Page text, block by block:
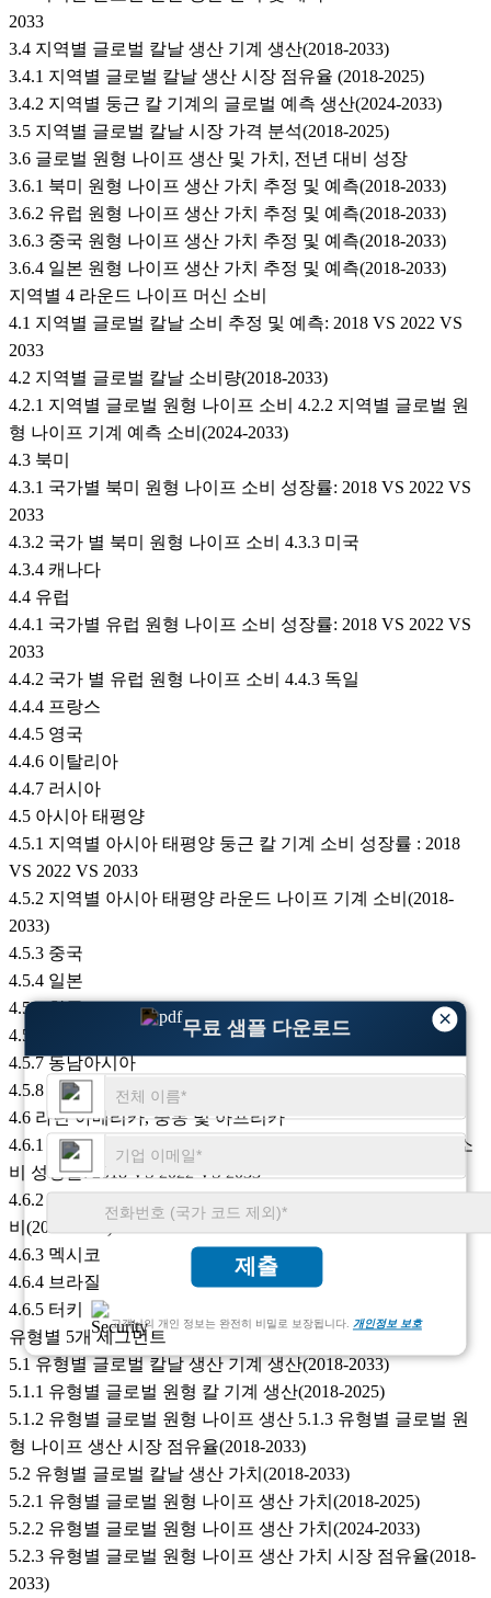
×
무료 샘플 다운로드
제출
고객님의 개인 정보는 완전히 비밀로 보장됩니다. 개인정보 보호
2033
3.4 지역별 글로벌 칼날 생산 기계 생산(2018-2033)
3.4.1 지역별 글로벌 칼날 생산 시장 점유율 (2018-2025)
3.4.2 지역별 둥근 칼 기계의 글로벌 예측 생산(2024-2033)
3.5 지역별 글로벌 칼날 시장 가격 분석(2018-2025)
3.6 글로벌 원형 나이프 생산 및 가치, 전년 대비 성장
3.6.1 북미 원형 나이프 생산 가치 추정 및 예측(2018-2033)
3.6.2 유럽 원형 나이프 생산 가치 추정 및 예측(2018-2033)
3.6.3 중국 원형 나이프 생산 가치 추정 및 예측(2018-2033)
3.6.4 일본 원형 나이프 생산 가치 추정 및 예측(2018-2033)
지역별 4 라운드 나이프 머신 소비
4.1 지역별 글로벌 칼날 소비 추정 및 예측: 2018 VS 2022 VS
2033
4.2 지역별 글로벌 칼날 소비량(2018-2033)
4.2.1 지역별 글로벌 원형 나이프 소비 4.2.2 지역별 글로벌 원
형 나이프 기계 예측 소비(2024-2033)
4.3 북미
4.3.1 국가별 북미 원형 나이프 소비 성장률: 2018 VS 2022 VS
2033
4.3.2 국가 별 북미 원형 나이프 소비 4.3.3 미국
4.3.4 캐나다
4.4 유럽
4.4.1 국가별 유럽 원형 나이프 소비 성장률: 2018 VS 2022 VS
2033
4.4.2 국가 별 유럽 원형 나이프 소비 4.4.3 독일
4.4.4 프랑스
4.4.5 영국
4.4.6 이탈리아
4.4.7 러시아
4.5 아시아 태평양
4.5.1 지역별 아시아 태평양 둥근 칼 기계 소비 성장률 : 2018
VS 2022 VS 2033
4.5.2 지역별 아시아 태평양 라운드 나이프 기계 소비(2018-
2033)
4.5.3 중국
4.5.4 일본
4.5.5 한국
4.5.6 중국 대만
4.5.7 동남아시아
4.5.8 인도
4.6 라틴 아메리카, 중동 및 아프리카
4.6.1 라틴 아메리카, 중동 및 아프리카 국가별 원형 나이프 소
비 성장률: 2018 VS 2022 VS 2033
4.6.2 국가 별 라틴 아메리카, 중동 및 아프리카 원형 칼 기계 소
비(2018-2033)
4.6.3 멕시코
4.6.4 브라질
4.6.5 터키
유형별 5개 세그먼트
5.1 유형별 글로벌 칼날 생산 기계 생산(2018-2033)
5.1.1 유형별 글로벌 원형 칼 기계 생산(2018-2025)
5.1.2 유형별 글로벌 원형 나이프 생산 5.1.3 유형별 글로벌 원
형 나이프 생산 시장 점유율(2018-2033)
5.2 유형별 글로벌 칼날 생산 가치(2018-2033)
5.2.1 유형별 글로벌 원형 나이프 생산 가치(2018-2025)
5.2.2 유형별 글로벌 원형 나이프 생산 가치(2024-2033)
5.2.3 유형별 글로벌 원형 나이프 생산 가치 시장 점유율(2018-
2033)